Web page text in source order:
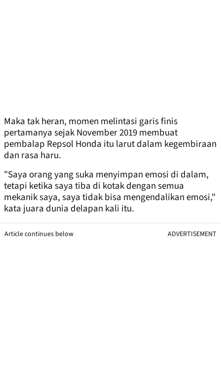
Maka tak heran, momen melintasi garis finis
pertamanya sejak November 2019 membuat
pembalap Repsol Honda itu larut dalam kegembiraan
dan rasa haru.
"Saya orang yang suka menyimpan emosi di dalam,
tetapi ketika saya tiba di kotak dengan semua
mekanik saya, saya tidak bisa mengendalikan emosi,"
kata juara dunia delapan kali itu.
Article continues below ADVERTISEMENT